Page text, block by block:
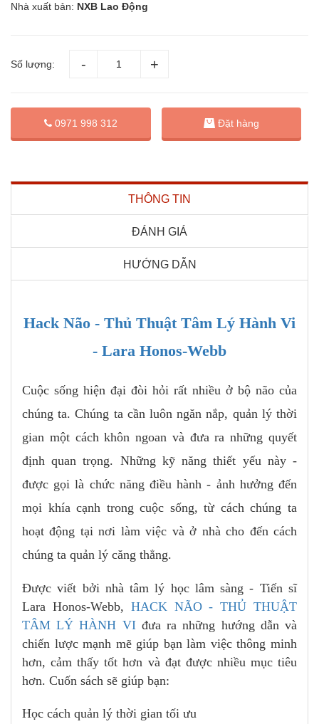
Nhà xuất bản: NXB Lao Động
Số lượng:
0971 998 312 Đặt hàng
THÔNG TIN
ĐÁNH GIÁ
HƯỚNG DẪN
Hack Não - Thủ Thuật Tâm Lý Hành Vi
- Lara Honos-Webb
Cuộc sống hiện đại đòi hỏi rất nhiều ở bộ não của
chúng ta. Chúng ta cần luôn ngăn nắp, quản lý thời
gian một cách khôn ngoan và đưa ra những quyết
định quan trọng. Những kỹ năng thiết yếu này -
được gọi là chức năng điều hành - ảnh hưởng đến
mọi khía cạnh trong cuộc sống, từ cách chúng ta
hoạt động tại nơi làm việc và ở nhà cho đến cách
chúng ta quản lý căng thẳng.
Được viết bởi nhà tâm lý học lâm sàng - Tiến sĩ
Lara Honos-Webb, HACK NÃO - THỦ THUẬT
TÂM LÝ HÀNH VI đưa ra những hướng dẫn và
chiến lược mạnh mẽ giúp bạn làm việc thông minh
hơn, cảm thấy tốt hơn và đạt được nhiều mục tiêu
hơn. Cuốn sách sẽ giúp bạn:
Học cách quản lý thời gian tối ưu